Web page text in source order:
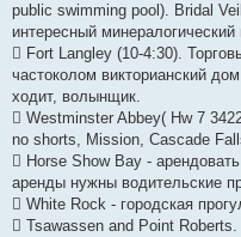
public swimming pool). Bridal
интересный
 Fort Langley (10-4:30).
частоколом викторианский
ходит, волынщик.
 Westminster Abbey( Hw 7
no shorts, Mission, Cascade
 Horse Show Bay -
аренды нужны водительские
 White Rock - городская
 Tsawassen and Point